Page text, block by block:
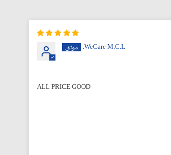
WeCare M.C.L.
ALL PRICE GOOD